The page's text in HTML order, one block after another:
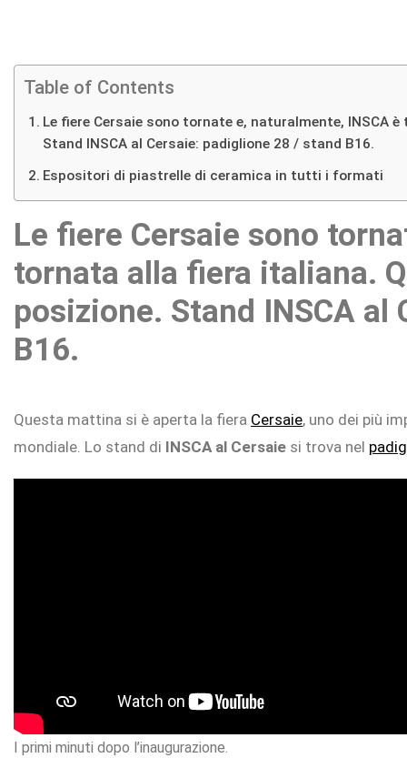
Expositori
Showrooms
Table of Contents
Le fiere Cersaie sono tornate e, naturalmente, INSCA
Stand INSCA al Cersaie: padiglione 28 / stand B16.
Espositori di piastrelle di ceramica in tutti i formati
Le fiere Cersaie sono
tornata alla fiera italiana.
posizione. Stand INSCA
B16.
Questa mattina si è aperta la fiera Cersaie, uno dei più
mondiale. Lo stand di INSCA al Cersaie si trova nel
I primi minuti dopo l’inaugurazione.